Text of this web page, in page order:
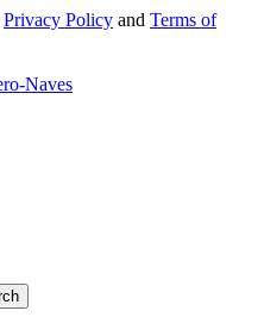
Privacy Policy and Terms of